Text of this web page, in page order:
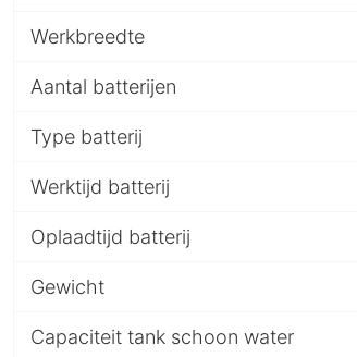
Werkbreedte
Aantal batterijen
Type batterij
Werktijd batterij
Oplaadtijd batterij
Gewicht
Capaciteit tank schoon water